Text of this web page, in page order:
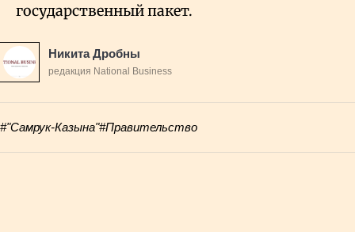
государственный пакет.
Никита Дробны
редакция National Business
#"Самрук-Казына"#Правительство